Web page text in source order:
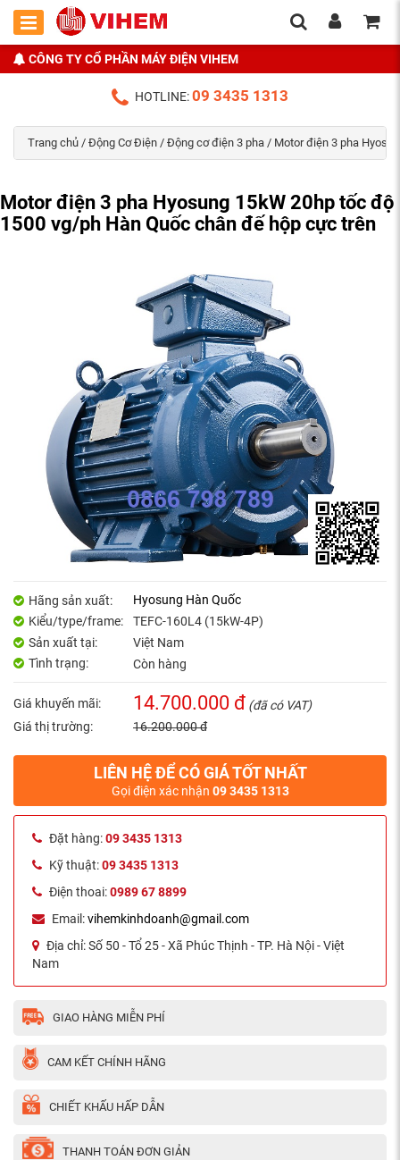
CÔNG TY CỔ PHẦN MÁY ĐIỆN VIHEM
HOTLINE:09 3435 1313
Trang chủ / Động Cơ Điện / Động cơ điện 3 pha / Motor điện 3 pha
Motor điện 3 pha Hyosung 15kW 20hp tốc độ
1500 vg/ph Hàn Quốc chân đế hộp cực trên
Hãng sản xuất:
Hyosung Hàn Quốc
Kiểu/type/frame:
TEFC-160L4 (15kW-4P)
Sản xuất tại:
Việt Nam
Tình trạng:
Còn hàng
Giá khuyến mãi: 14.700.000 đ (đã có VAT)
Giá thị trường:
16.200.000 đ
LIÊN HỆ ĐỂ CÓ GIÁ TỐT NHẤT
Gọi điện xác nhận 09 3435 1313
Đặt hàng:09 3435 1313
Kỹ thuật:09 3435 1313
Điện thoai:0989 67 8899
Email:vihemkinhdoanh@gmail.com
Địa chỉ:Số 50 - Tổ 25 - Xã Phúc Thịnh - TP. Hà Nội - Việt
Nam
GIAO HÀNG MIỄN PHÍ
CAM KẾT CHÍNH HÃNG
CHIẾT KHẤU HẤP DẪN
THANH TOÁN ĐƠN GIẢN